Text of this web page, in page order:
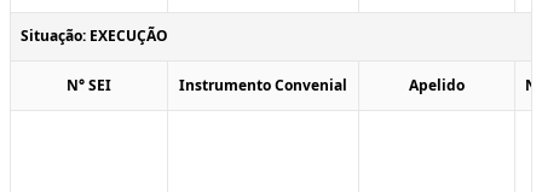
Situação: EXECUÇÃO
N° SEI Instrumento Convenial Apelido